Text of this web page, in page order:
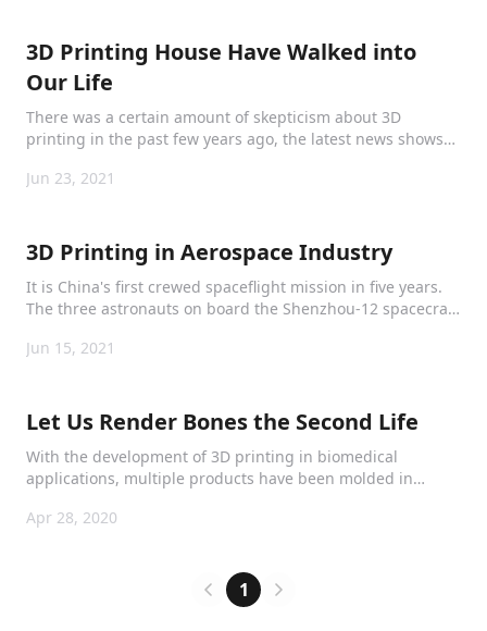
3D Printing House Have Walked into
Our Life
There was a certain amount of skepticism about 3D
printing in the past few years ago, the latest news shows
tenement of the first 3D printed house in the Netherlands
Jun 23, 2021
3D Printing in Aerospace Industry
It is China's first crewed spaceflight mission in five years.
The three astronauts on board the Shenzhou-12 spacecraft
will go to space and help assemble China's first space
Jun 15, 2021
Let Us Render Bones the Second Life
With the development of 3D printing in biomedical
applications, multiple products have been molded in
Apr 28, 2020
1